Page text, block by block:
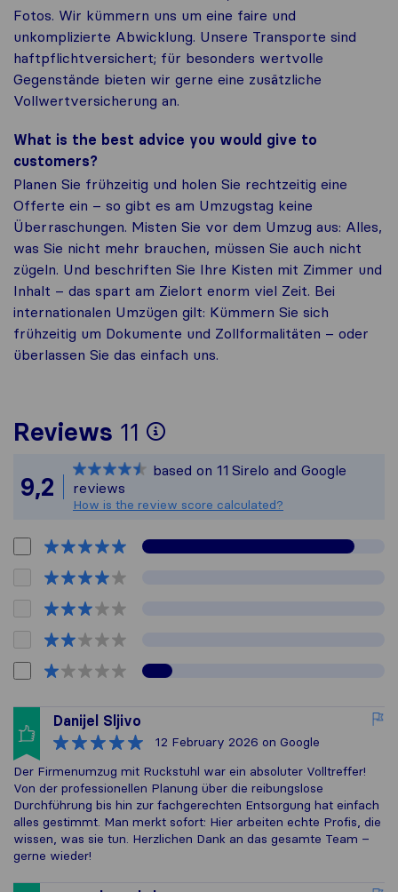
Fotos. Wir kümmern uns um eine faire und
unkomplizierte Abwicklung. Unsere Transporte sind
haftpflichtversichert; für besonders wertvolle
Gegenstände bieten wir gerne eine zusätzliche
Vollwertversicherung an.
What is the best advice you would give to
customers?
Planen Sie frühzeitig und holen Sie rechtzeitig eine
Offerte ein – so gibt es am Umzugstag keine
Überraschungen. Misten Sie vor dem Umzug aus: Alles,
was Sie nicht mehr brauchen, müssen Sie auch nicht
zügeln. Und beschriften Sie Ihre Kisten mit Zimmer und
Inhalt – das spart am Zielort enorm viel Zeit. Bei
internationalen Umzügen gilt: Kümmern Sie sich
frühzeitig um Dokumente und Zollformalitäten – oder
überlassen Sie das einfach uns.
Reviews 11
To give you the
All reviews gathered
9,2
based on 11 Sirelo and Google
reviews
How is the review score calculated?
Danijel Sljivo
12 February 2026 on Google
Der Firmenumzug mit Ruckstuhl war ein absoluter Volltreffer!
Von der professionellen Planung über die reibungslose
Durchführung bis hin zur fachgerechten Entsorgung hat einfach
alles gestimmt. Man merkt sofort: Hier arbeiten echte Profis, die
wissen, was sie tun. Herzlichen Dank an das gesamte Team –
gerne wieder!